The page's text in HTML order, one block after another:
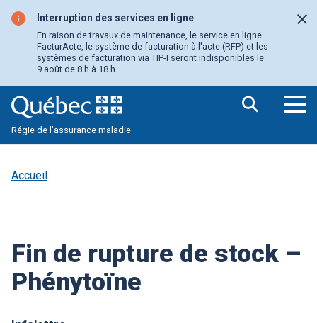
contenu
principal
Interruption des services en ligne
En raison de travaux de maintenance, le service en ligne
FacturActe, le système de facturation à l'acte (RFP) et les
systèmes de facturation via TIP-I seront indisponibles le
9 août de 8 h à 18 h.
Régie de l’assurance maladie
Accueil
Fin de rupture de stock –
Phénytoïne